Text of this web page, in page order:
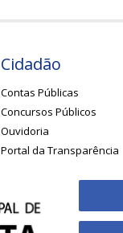
Cidadão
Contas Públicas
Concursos Públicos
Ouvidoria
Portal da Transparência